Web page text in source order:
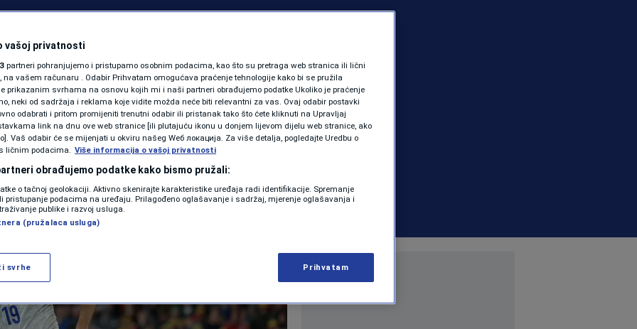
SHOWBIZ
KOLUMNE
PODCAST
N1 SPECIJAL
FENOMENI
NEISTRAŽENO
VIRALNO
VIDEO
Kerim
“da"
| NOGOMET | 0 komentara
Više
vašoj privatnosti
partneri pohranjujemo i pristupamo osobnim podacima, kao što su pretraga web stranica ili lični
na vašem računaru . Odabir Prihvatam omogućava praćenje tehnologije kako bi se pružila
prikazanim svrhama na osnovu kojih mi i naši partneri obrađujemo podatke Ukoliko je praćenje
neki od sadržaja i reklama koje vidite možda neće biti relevantni za vas. Ovaj odabir postavki
odabrati i pritom promijeniti trenutni odabir ili pristanak tako što ćete kliknuti na Upravljaj
link na dnu ove web stranice [ili plutajuću ikonu u donjem lijevom dijelu web stranice, ako
Vaš odabir će se mijenjati u okviru našeg Wеб локација. Za više detalja, pogledajte Uredbu o
ličnim podacima. Više informacija o vašoj privatnosti
obrađujemo podatke kako bismo pružali:
o tačnoj geolokaciji. Aktivno skenirajte karakteristike uređaja radi identifikacije. Spremanje
pristupanje podacima na uređaju. Prilagođeno oglašavanje i sadržaj, mjerenje oglašavanja i
publike i razvoj usluga.
(pružalaca usluga)
svrhe Prihvatam